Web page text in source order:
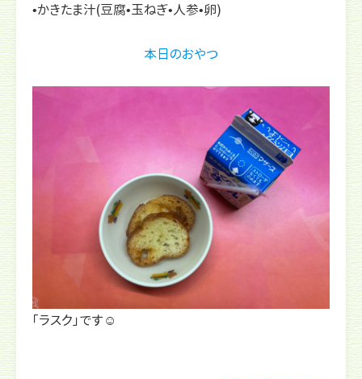
•かきたま汁(豆腐•玉ねぎ•人参•卵)
本日のおやつ
「ラスク」です☺️